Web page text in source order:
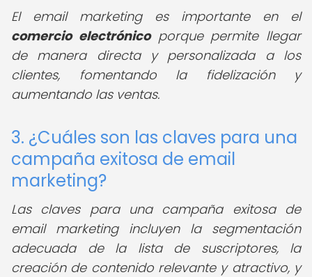
El email marketing es importante en el
comercio electrónicoporque permite llegar
de manera directa y personalizada a los
clientes, fomentando la fidelización y
aumentando las ventas.
3. ¿Cuáles son las claves para una
campaña exitosa de email
marketing?
Las claves para una campaña exitosa de
email marketing incluyen la segmentación
adecuada de la lista de suscriptores, la
creación de contenido relevante y atractivo, y